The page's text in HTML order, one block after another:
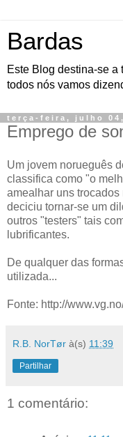
Bardas
Este Blog destina-se
todos nós vamos
terça-feira, julho 04,
Emprego de
Um jovem norueguês
classifica como "o
amealhar uns
deciciu tornar-se um
outros "testers" tais
lubrificantes.
De qualquer das
utilizada...
Fonte: http://
R.B. NorTør à(s) 11:39
Partilhar
1 comentário: